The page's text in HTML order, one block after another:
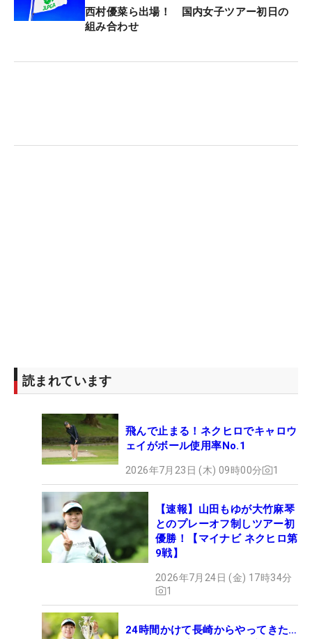
ちゃったけど、やることはたくさんあるので、しっ
かり準備して臨みたい」と、予選会を突破して出場
今大会の瀬田ゴルフコース 北コースは、日本で唯一
西村優菜ら出場！ 国内女子ツアー初日の
組み合わせ
読まれています
飛んで止まる！ネクヒロでキャロウ
ェイがボール使用率No.1
2026年7月23日 (木) 09時00分 1
【速報】山田もゆが大竹麻琴
とのプレーオフ制しツアー初
優勝！【マイナビ ネクヒロ第
9戦】
2026年7月24日 (金) 17時34分
1
24時間かけて長崎からやってきた…